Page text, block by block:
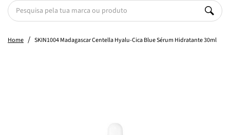
Home SKIN1004 Madagascar Centella Hyalu-Cica Blue Sérum Hidratante 30ml